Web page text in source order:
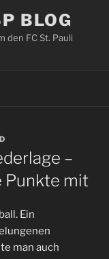
BLOG
den FC St. Pauli
–
Punkte mit
Ein
man auch